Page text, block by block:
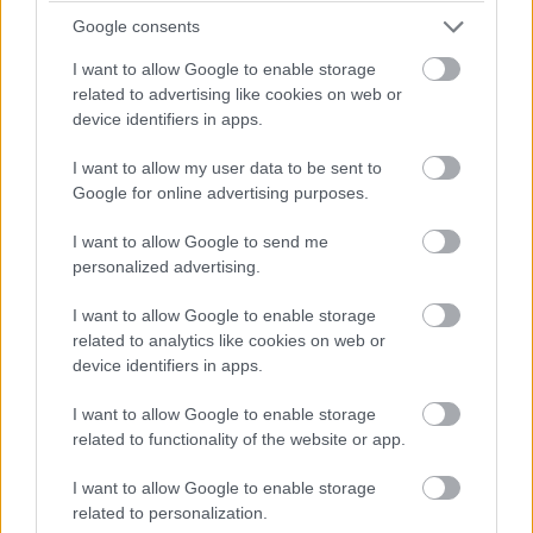
Google consents
I want to allow Google to enable storage
related to advertising like cookies on web or
device identifiers in apps.
I want to allow my user data to be sent to
Google for online advertising purposes.
I want to allow Google to send me
personalized advertising.
I want to allow Google to enable storage
related to analytics like cookies on web or
device identifiers in apps.
I want to allow Google to enable storage
related to functionality of the website or app.
I want to allow Google to enable storage
related to personalization.
Az NVIDIA azt akarja elérni, hogy az
adatközpontokban a drágább Quadro és Tesla
kártyákat használják - a GeForce szoftver
használata tiltott adatközpontos
környezetben.
Az NVIDIA nemrég frissítette a GeForce Software
végfelhasználói licencmegállapodását, amely immáron
egy komoly korlátozást is tartalmaz. Ennek értelmében a
alkalmazni.